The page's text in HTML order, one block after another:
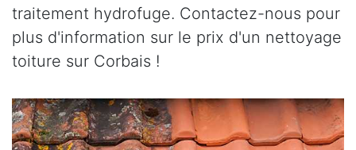
traitement hydrofuge. Contactez-nous pour
plus d'information sur le prix d'un nettoyage
toiture sur Corbais !